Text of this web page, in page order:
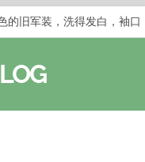
的旧军装，洗得发白，袖口
阶段掌握了第一性原
分之一的人，既不努力，